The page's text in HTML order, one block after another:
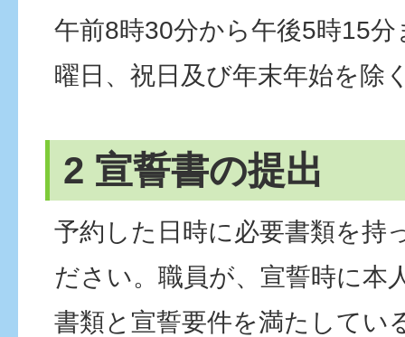
午前8時30分から午後5時15
曜日、祝日及び年末年始を除
2 宣誓書の提出
予約した日時に必要書類を持
ださい。職員が、宣誓時に本
書類と宣誓要件を満たしてい